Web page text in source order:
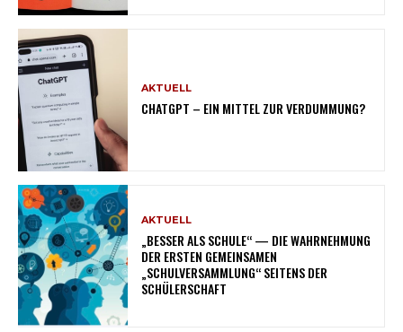
AKTUELL
CHATGPT – EIN MITTEL ZUR VERDUMMUNG?
AKTUELL
„BESSER ALS SCHULE“ — DIE WAHRNEHMUNG
DER ERSTEN GEMEINSAMEN
„SCHULVERSAMMLUNG“ SEITENS DER
SCHÜLERSCHAFT